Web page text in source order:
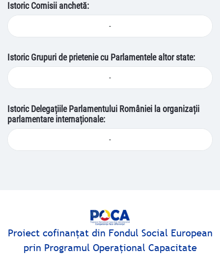
Istoric Comisii anchetă:
-
Istoric Grupuri de prietenie cu Parlamentele altor state:
-
Istoric Delegațiile Parlamentului României la organizații
parlamentare internaționale:
-
Proiect cofinanţat din Fondul Social European
prin Programul Operaţional Capacitate